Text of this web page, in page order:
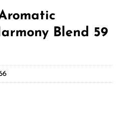
Blend 59